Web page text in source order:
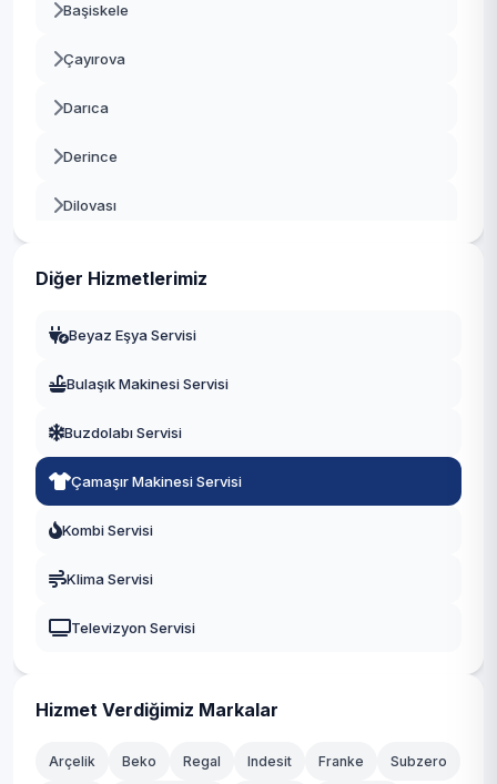
Başiskele
Çayırova
Darıca
Derince
Dilovası
Diğer Hizmetlerimiz
Beyaz Eşya Servisi
Bulaşık Makinesi Servisi
Buzdolabı Servisi
Çamaşır Makinesi Servisi
Kombi Servisi
Klima Servisi
Televizyon Servisi
Hizmet Verdiğimiz Markalar
Arçelik Beko Regal Indesit Franke Subzero